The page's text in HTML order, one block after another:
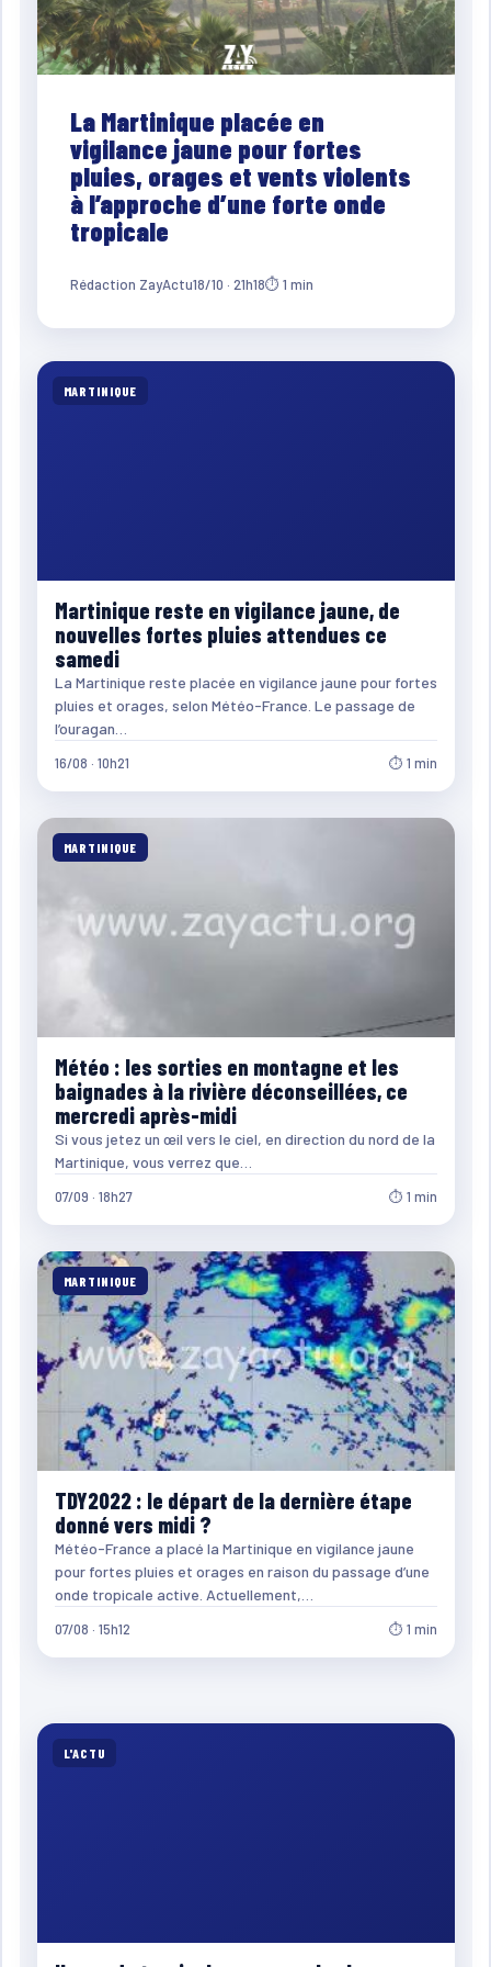
La Martinique placée en
vigilance jaune pour fortes
pluies, orages et vents violents
à l’approche d’une forte onde
tropicale
Rédaction ZayActu18/10 · 21h18⏱ 1 min
MARTINIQUE
Martinique reste en vigilance jaune, de
nouvelles fortes pluies attendues ce
samedi
La Martinique reste placée en vigilance jaune pour fortes
pluies et orages, selon Météo-France. Le passage de
l’ouragan…
16/08 · 10h21 ⏱ 1 min
MARTINIQUE
Météo : les sorties en montagne et les
baignades à la rivière déconseillées, ce
mercredi après-midi
Si vous jetez un œil vers le ciel, en direction du nord de la
Martinique, vous verrez que…
07/09 · 18h27 ⏱ 1 min
MARTINIQUE
TDY2022 : le départ de la dernière étape
donné vers midi ?
Météo-France a placé la Martinique en vigilance jaune
pour fortes pluies et orages en raison du passage d’une
onde tropicale active. Actuellement,…
07/08 · 15h12 ⏱ 1 min
L'ACTU